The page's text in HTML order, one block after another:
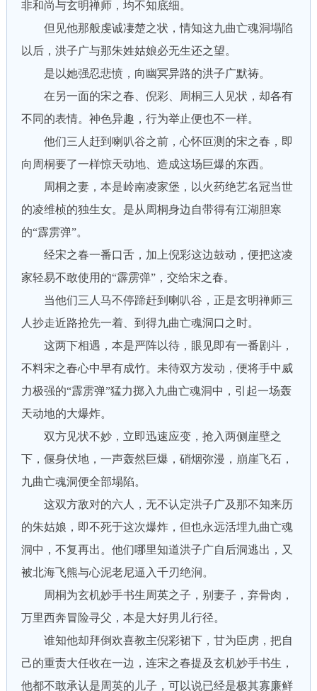
非和尚与玄明禅师，均不知底细。
但见他那般虔诚凄楚之状，情知这九曲亡魂洞塌陷
以后，洪子广与那朱姓姑娘必无生还之望。
是以她强忍悲愤，向幽冥异路的洪子广默祷。
在另一面的宋之春、倪彩、周桐三人见状，却各有
不同的表情。神色异趣，行为举止便也不一样。
他们三人赶到喇叭谷之前，心怀叵测的宋之春，即
向周桐要了一样惊天动地、造成这场巨爆的东西。
周桐之妻，本是岭南凌家堡，以火药绝艺名冠当世
的凌维桢的独生女。是从周桐身边自带得有江湖胆寒
的“霹雳弹”。
经宋之春一番口舌，加上倪彩这边鼓动，便把这凌
家轻易不敢使用的“霹雳弹”，交给宋之春。
当他们三人马不停蹄赶到喇叭谷，正是玄明禅师三
人抄走近路抢先一着、到得九曲亡魂洞口之时。
这两下相遇，本是严阵以待，眼见即有一番剧斗，
不料宋之春心中早有成竹。未待双方发动，便将手中威
力极强的“霹雳弹”猛力掷入九曲亡魂洞中，引起一场轰
天动地的大爆炸。
双方见状不妙，立即迅速应变，抢入两侧崖壁之
下，偃身伏地，一声轰然巨爆，硝烟弥漫，崩崖飞石，
九曲亡魂洞便全部塌陷。
这双方敌对的六人，无不认定洪子广及那不知来历
的朱姑娘，即不死于这次爆炸，但也永远活埋九曲亡魂
洞中，不复再出。他们哪里知道洪子广自后洞逃出，又
被北海飞熊与心泥老尼逼入千刃绝涧。
周桐为玄机妙手书生周英之子，别妻子，弃骨肉，
万里西奔冒险寻父，本是大好男儿行径。
谁知他却拜倒欢喜教主倪彩裙下，甘为臣虏，把自
己的重责大任收在一边，连宋之春提及玄机妙手书生，
他都不敢承认是周英的儿子，可以说已经是极其寡廉鲜